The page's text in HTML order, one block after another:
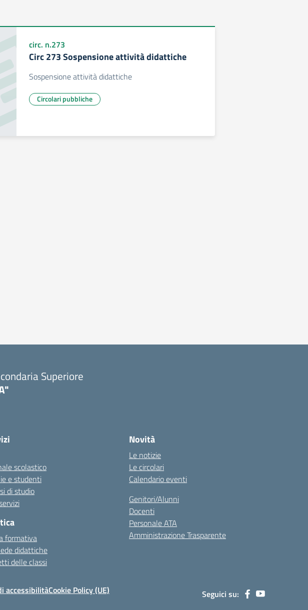
circ. n.273
Circ 273 Sospensione attività didattiche
Sospensione attività didattiche
Circolari pubbliche
Superiore
scolastico
e studenti
di studio
formativa
didattiche
delle classi
Novità
Le notizie
Le circolari
Calendario eventi
Genitori/Alunni
Docenti
Personale ATA
Amministrazione Trasparente
accessibilitàCookie Policy (UE) Seguici su: